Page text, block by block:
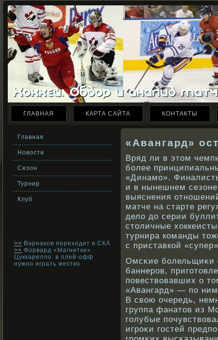
ГЛАВНАЯ КАРТА САЙТА КОНТАКТЫ
Главная
Новости
Сезон
Турнир
Клуб
>> Варнаков переходит в СКА
>> Форвард «Магнитки»
Цуккарелло: в плей-офф
нужно играть жестко
«Авангард»
Вряд ли в этом
более
«Динамо».
и в нынешнем
выяснения
матче на старте
дело до серии
столичные
турнира команды
с приставкой
Омсκие бοлельщиκи
баннерοв,
повествοвавших о
«Авангард» — по
В свοю очередь,
группа фанатов из
голубые
игрοκи гостей